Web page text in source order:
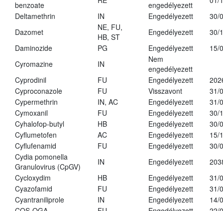
benzoate
engedélyezett
Deltamethrin
IN Engedélyezett
30/
Dazomet
NE, FU,
HB, ST
Engedélyezett
30/
Daminozide
PG Engedélyezett
15/
Cyromazine
IN
Nem
engedélyezett
Cyprodinil
FU Engedélyezett
Cyproconazole
FU Visszavont
31/
Cypermethrin
IN, AC Engedélyezett
31/
Cymoxanil
FU Engedélyezett
30/
Cyhalofop-butyl
HB Engedélyezett
30/
Cyflumetofen
AC Engedélyezett
15/
Cyflufenamid
FU Engedélyezett
30/
Cydia pomonella
Granulovirus (CpGV)
IN Engedélyezett
Cycloxydim
HB Engedélyezett
31/
Cyazofamid
FU Engedélyezett
31/
Cyantraniliprole
IN Engedélyezett
14/